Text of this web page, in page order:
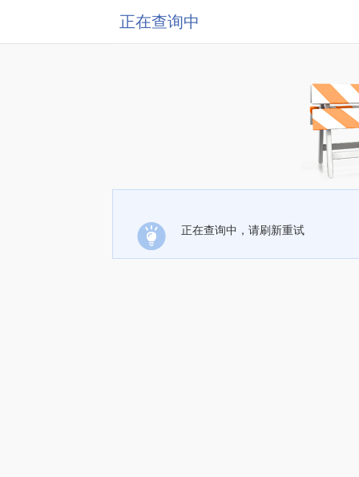
正在查询中
正在查询中，请刷新重试